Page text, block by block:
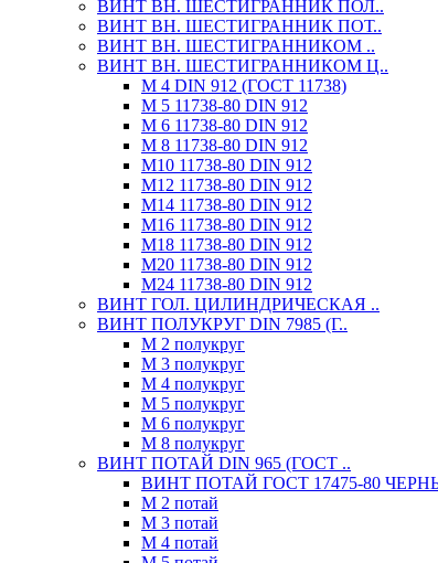
ВИНТ ВН. ШЕСТИГРАННИК ПОЛ..
ВИНТ ВН. ШЕСТИГРАННИК ПОТ..
ВИНТ ВН. ШЕСТИГРАННИКОМ ..
ВИНТ ВН. ШЕСТИГРАННИКОМ Ц..
М 4 DIN 912 (ГОСТ 11738)
М 5 11738-80 DIN 912
М 6 11738-80 DIN 912
М 8 11738-80 DIN 912
М10 11738-80 DIN 912
М12 11738-80 DIN 912
М14 11738-80 DIN 912
М16 11738-80 DIN 912
М18 11738-80 DIN 912
М20 11738-80 DIN 912
М24 11738-80 DIN 912
ВИНТ ГОЛ. ЦИЛИНДРИЧЕСКАЯ ..
ВИНТ ПОЛУКРУГ DIN 7985 (Г..
М 2 полукруг
М 3 полукруг
М 4 полукруг
М 5 полукруг
М 6 полукруг
М 8 полукруг
ВИНТ ПОТАЙ DIN 965 (ГОСТ ..
ВИНТ ПОТАЙ ГОСТ 17475-80
М 2 потай
М 3 потай
М 4 потай